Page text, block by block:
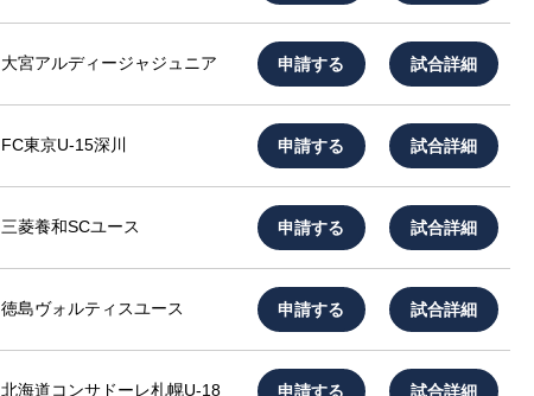
大宮アルディージャジュニア 申請する 試合詳細
FC東京U-15深川 申請する 試合詳細
三菱養和SCユース 申請する 試合詳細
徳島ヴォルティスユース 申請する 試合詳細
北海道コンサドーレ札幌U-18 申請する 試合詳細